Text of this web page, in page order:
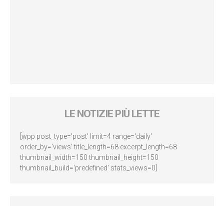
LE NOTIZIE PIÙ LETTE
[wpp post_type='post' limit=4 range='daily'
order_by='views' title_length=68 excerpt_length=68
thumbnail_width=150 thumbnail_height=150
thumbnail_build='predefined' stats_views=0]